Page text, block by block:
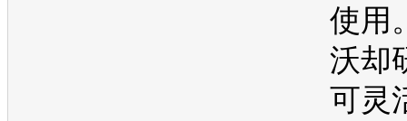
使用
沃却
可灵